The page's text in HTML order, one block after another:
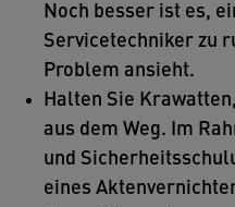
Noch besser ist es,
Servicetechniker zu
Problem ansieht.
Halten Sie
aus dem Weg. Im
und
eines